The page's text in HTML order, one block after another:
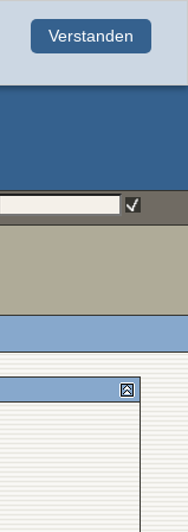
Verstanden